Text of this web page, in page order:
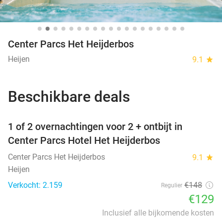
Center Parcs Het Heijderbos
Heijen 9.1 star
Beschikbare deals
1 of 2 overnachtingen voor 2 + ontbijt in
Center Parcs Hotel Het Heijderbos
Center Parcs Het Heijderbos 9.1 star
Heijen
Verkocht: 2.159
Regulier €148
€129
Inclusief alle bijkomende kosten